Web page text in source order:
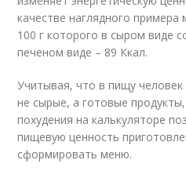
качестве наглядного
100 г которого в сыром виде
печеном виде – 89 Ккал.
Учитывая, что в пищу
не сырые, а готовые
похудения на калькуляторе
пищевую ценность
сформировать меню.